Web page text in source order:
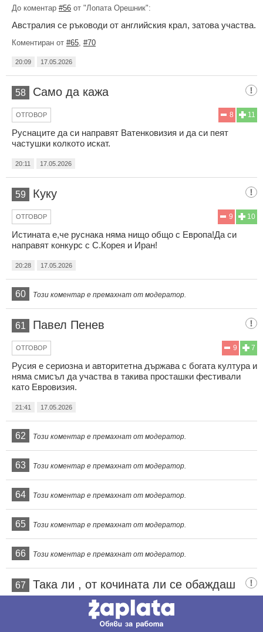
До коментар #56 от "Лопата Орешник":
Австралия се ръководи от английския крал, затова участва.
Коментиран от #65 #70
20:09 17.05.2026
58 Само да кажа
11
8
ОТГОВОР
Руснаците да си направят Ватенковизия и да си пеят
частушки колкото искат.
20:11 17.05.2026
59 Куку
10
9
ОТГОВОР
Истината е,че руснака няма нищо общо с Европа!Да си
направят конкурс с С.Корея и Иран!
20:28 17.05.2026
60 Този коментар е премахнат от модератор.
61 Павел Пенев
7
9
ОТГОВОР
Русия е сериозна и авторитетна държава с богата култура и
няма смисъл да участва в такива просташки фестивали
като Евровизия.
21:41 17.05.2026
62 Този коментар е премахнат от модератор.
63 Този коментар е премахнат от модератор.
64 Този коментар е премахнат от модератор.
65 Този коментар е премахнат от модератор.
66 Този коментар е премахнат от модератор.
67 Така ли , от кочината ли се обаждаш